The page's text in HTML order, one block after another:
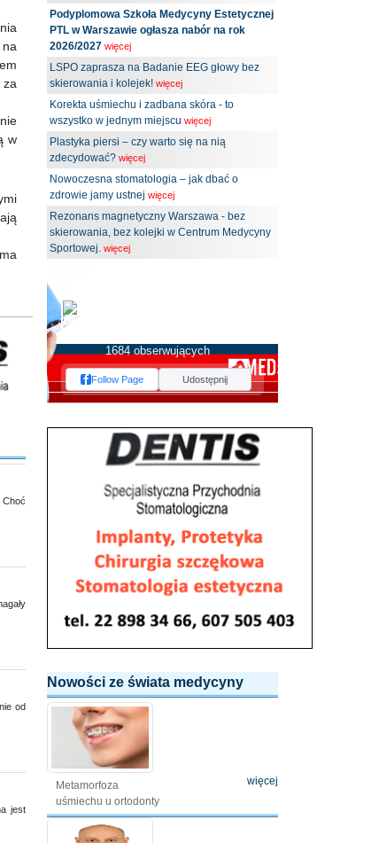
w
Choć
od
jest
Podyplomowa Szkoła Medycyny Estetycznej
PTL w Warszawie ogłasza nabór na rok
2026/2027 więcej
LSPO zaprasza na Badanie EEG głowy bez
skierowania i kolejek! więcej
Korekta uśmiechu i zadbana skóra - to
wszystko w jednym miejscu więcej
Plastyka piersi – czy warto się na nią
zdecydować? więcej
Nowoczesna stomatologia – jak dbać o
zdrowie jamy ustnej więcej
Rezonans magnetyczny Warszawa - bez
skierowania, bez kolejki w Centrum Medycyny
Sportowej. więcej
1684 obserwujących
Follow Page Udostępnij
Nowości ze świata medycyny
Metamorfoza
uśmiechu u ortodonty
więcej